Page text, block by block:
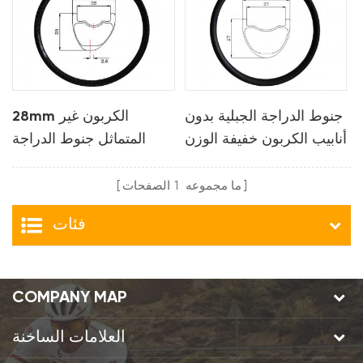
28mm الكربون غير
المتماثل جنوط الدراجة
جنوط الدراجة الجبلية بدون
أنابيب الكربون خفيفة الوزن
ما مجموعه 1 الصفحات
فئات
COMPANY MAP
العلامات الساخنة